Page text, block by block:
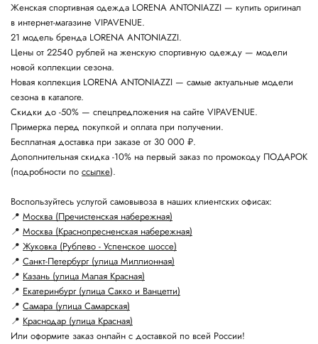
Женская спортивная одежда LORENA ANTONIAZZI — купить оригинал
в интернет-магазине VIPAVENUE.
21 модель бренда LORENA ANTONIAZZI.
Цены от 22540 рублей на женскую спортивную одежду — модели
новой коллекции сезона.
Новая коллекция LORENA ANTONIAZZI — самые актуальные модели
сезона в каталоге.
Скидки до -50% — спецпредложения на сайте VIPAVENUE.
Примерка перед покупкой и оплата при получении.
Бесплатная доставка при заказе от 30 000 ₽.
Дополнительная скидка -10% на первый заказ по промокоду ПОДАРОК
(подробности по ссылке).
Воспользуйтесь услугой самовывоза в наших клиентских офисах:
📍 Москва (Пречистенская набережная)
📍 Москва (Краснопресненская набережная)
📍 Жуковка (Рублево - Успенское шоссе)
📍 Санкт-Петербург (улица Миллионная)
📍 Казань (улица Малая Красная)
📍 Екатеринбург (улица Сакко и Ванцетти)
📍 Самара (улица Самарская)
📍 Краснодар (улица Красная)
Или оформите заказ онлайн с доставкой по всей России!